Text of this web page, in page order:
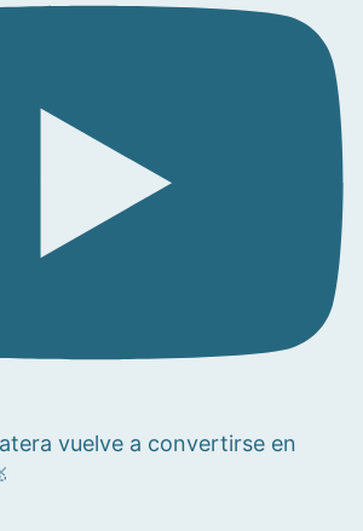
vuelve a convertirse en